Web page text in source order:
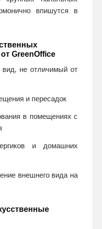
впишутся в
GreenOffice
не отличимый от
и пересадок
в помещениях с
и домашних
внешнего вида на